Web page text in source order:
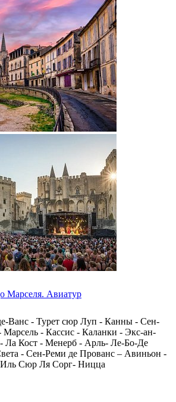
Марселя. Авиатур
Ванс - Турет сюр Луп - Канны - Сен-
- Кассис - Каланки - Экс-ан-
Ла Кост - Менерб - Арль- Ле-Бо-Де
- Сен-Реми де Прованс – Авиньон -
Сюр Ля Сорг- Ницца